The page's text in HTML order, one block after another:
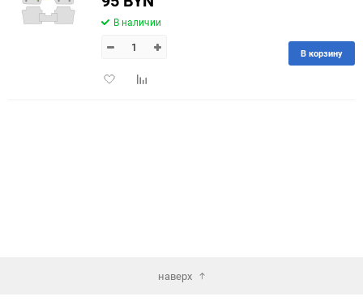
150
В наличии
ДобавитьДобавить
В корзину
наверх